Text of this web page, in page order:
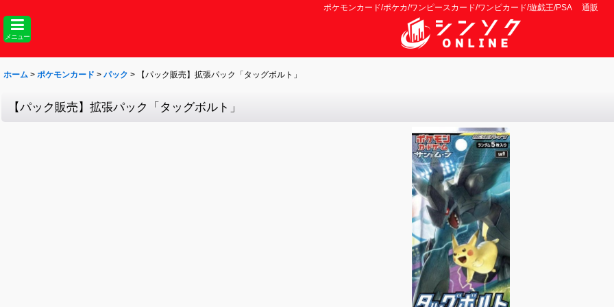
ポケモンカード/ポケカ/ワンピースカード/ワンピカード/遊戯王/PSA 通販
メニュー
ホーム > ポケモンカード > パック > 【パック販売】拡張パック「タッグボルト」
【パック販売】拡張パック「タッグボルト」